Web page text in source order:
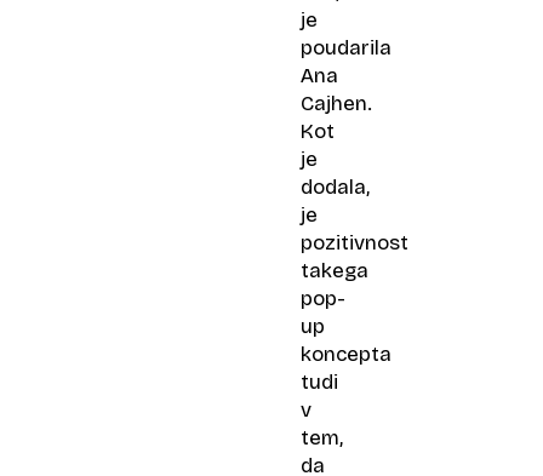
je
poudarila
Ana
Cajhen.
Kot
je
dodala,
je
pozitivnost
takega
pop-
up
koncepta
tudi
v
tem,
da